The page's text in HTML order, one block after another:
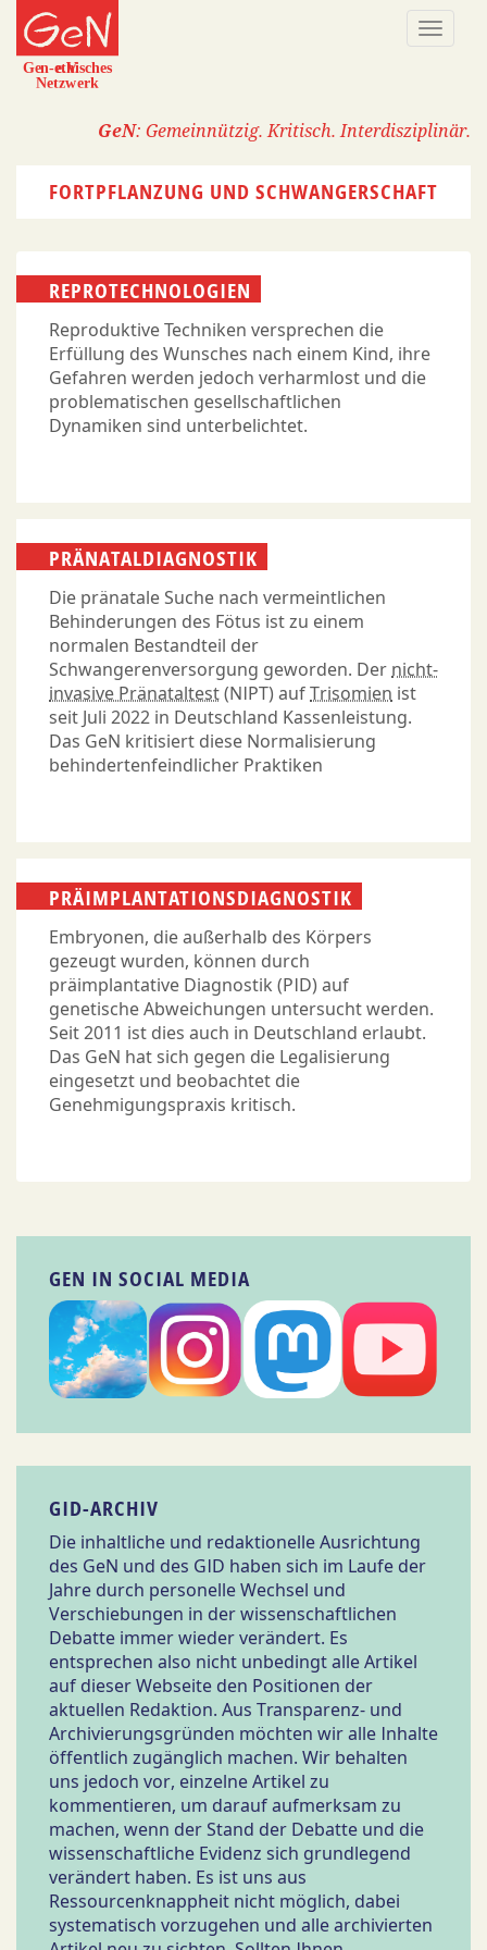
Direkt
zum
Inhalt
GeN: Gemeinnützig. Kritisch. Interdisziplinär.
FORTPFLANZUNG UND SCHWANGERSCHAFT
REPROTECHNOLOGIEN
Reproduktive Techniken versprechen die
Erfüllung des Wunsches nach einem Kind, ihre
Gefahren werden jedoch verharmlost und die
problematischen gesellschaftlichen
Dynamiken sind unterbelichtet.
PRÄNATALDIAGNOSTIK
Die pränatale Suche nach vermeintlichen
Behinderungen des Fötus ist zu einem
normalen Bestandteil der
Schwangerenversorgung geworden. Der nicht-
invasive Pränataltest(NIPT) aufTrisomien ist
seit Juli 2022 in Deutschland Kassenleistung.
Das GeN kritisiert diese Normalisierung
behindertenfeindlicher Praktiken
PRÄIMPLANTATIONSDIAGNOSTIK
Embryonen, die außerhalb des Körpers
gezeugt wurden, können durch
präimplantative Diagnostik (PID) auf
genetische Abweichungen untersucht werden.
Seit 2011 ist dies auch in Deutschland erlaubt.
Das GeN hat sich gegen die Legalisierung
eingesetzt und beobachtet die
Genehmigungspraxis kritisch.
GEN IN SOCIAL MEDIA
GID-ARCHIV
Die inhaltliche und redaktionelle Ausrichtung
des GeN und des GID haben sich im Laufe der
Jahre durch personelle Wechsel und
Verschiebungen in der wissenschaftlichen
Debatte immer wieder verändert. Es
entsprechen also nicht unbedingt alle Artikel
auf dieser Webseite den Positionen der
aktuellen Redaktion. Aus Transparenz- und
Archivierungsgründen möchten wir alle Inhalte
öffentlich zugänglich machen. Wir behalten
uns jedoch vor, einzelne Artikel zu
kommentieren, um darauf aufmerksam zu
machen, wenn der Stand der Debatte und die
wissenschaftliche Evidenz sich grundlegend
verändert haben. Es ist uns aus
Ressourcenknappheit nicht möglich, dabei
systematisch vorzugehen und alle archivierten